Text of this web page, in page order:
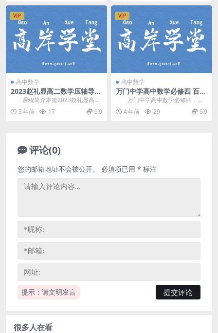
VIP
高中数学
2023赵礼显高二数学压轴导数
寒假预习课程(电子讲义)百度
网盘分享
课程简介本篇2023赵礼显高二
数学压轴导数讲解，高二全年班中
的寒假班，共11...
3 年前 17 9.9
VIP
高中数学
万门中学高中数学必修四 百度
网盘分享
万门中学高中数学必修四，百
度网盘高中数学课程15.3G高清视
频。 资源目录...
4 年前 29 9.9
评论(0)
提示：请文明发言
您的邮箱地址不会被公开。 必填项已用 * 标注
很多人在看